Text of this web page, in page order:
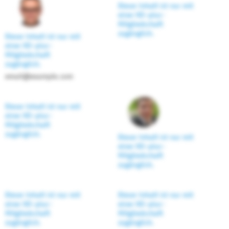
Dieser Inhalt ist nur mit
einer KD-plus-
Mitgliedschaft
zugänglich.
email@example.com
Dieser Inhalt ist nur mit
einer KD-plus-
Mitgliedschaft
zugänglich.
Dieser Inhalt ist nur mit
einer KD-plus-
Mitgliedschaft
zugänglich.
Dieser Inhalt ist nur mit
einer KD-plus-
Mitgliedschaft
zugänglich.
Dieser Inhalt ist nur mit
einer KD-plus-
Mitgliedschaft
zugänglich.
Dieser Inhalt ist nur mit
einer KD-plus-
Mitgliedschaft
zugänglich.